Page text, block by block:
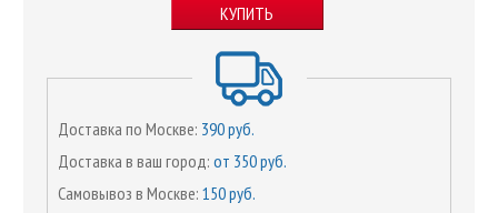
КУПИТЬ
Доставка по Москве: 390 руб.
Доставка в ваш город: от 350 руб.
Самовывоз в Москве: 150 руб.